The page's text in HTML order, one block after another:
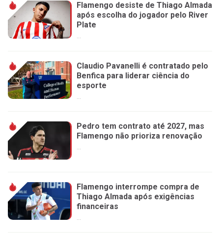
Flamengo desiste de Thiago Almada
após escolha do jogador pelo River
Plate
...
Claudio Pavanelli é contratado pelo
Benfica para liderar ciência do
esporte
Pedro tem contrato até 2027, mas
Flamengo não prioriza renovação
...
Flamengo interrompe compra de
Thiago Almada após exigências
financeiras